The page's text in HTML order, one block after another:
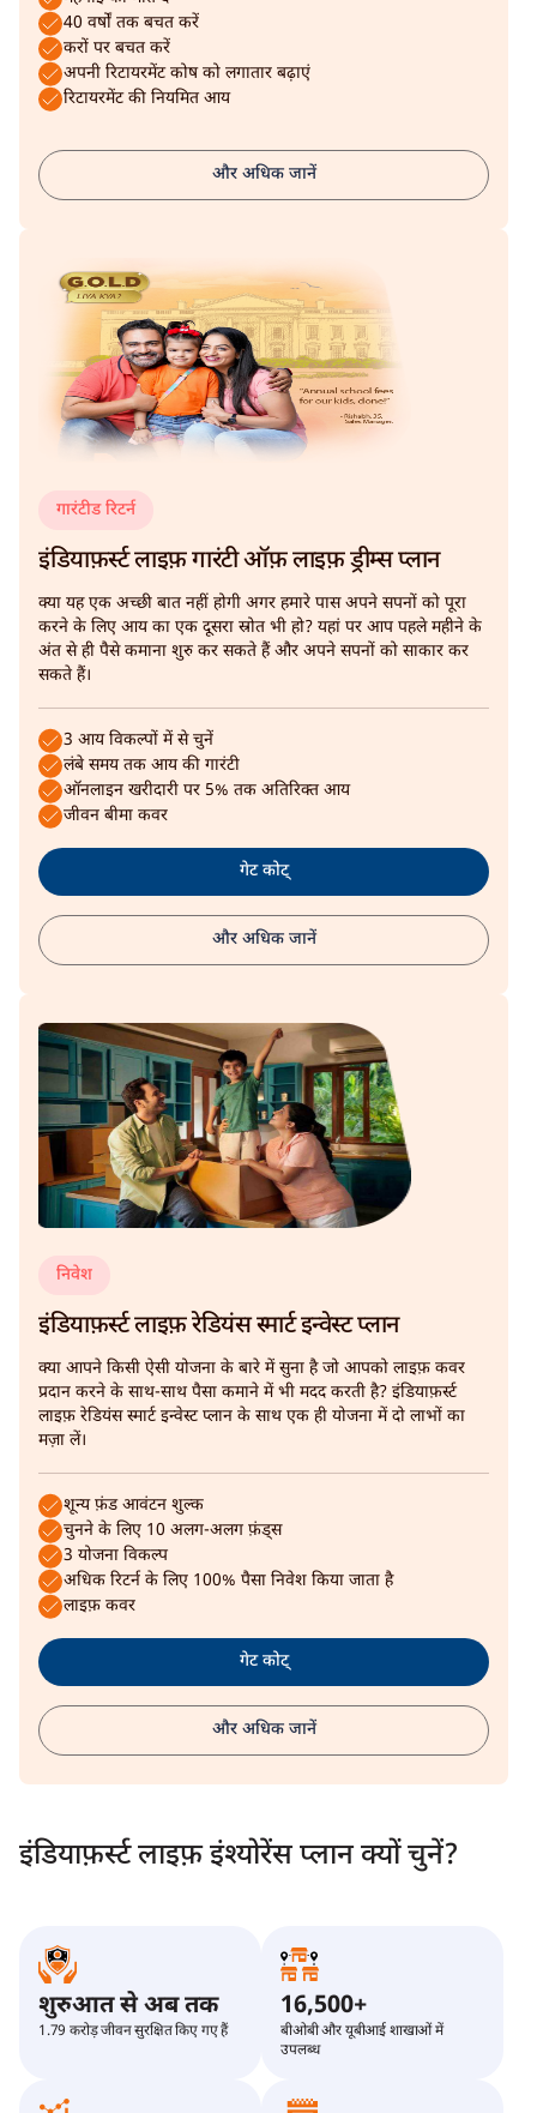
40 वर्षों तक बचत करें
करों पर बचत करें
अपनी रिटायरमेंट कोष को लगातार बढ़ाएं
रिटायरमेंट की नियमित आय
और अधिक जानें
इंडियाफ़र्स्ट लाइफ़ गारंटी ऑफ़ लाइफ़ ड्रीम्स प्लान
गारंटीड रिटर्न
क्या यह एक अच्छी बात नहीं होगी अगर हमारे पास अपने सपनों को पूरा
करने के लिए आय का एक दूसरा स्रोत भी हो? यहां पर आप पहले महीने के
अंत से ही पैसे कमाना शुरु कर सकते हैं और अपने सपनों को साकार कर
सकते हैं।
3 आय विकल्पों में से चुनें
लंबे समय तक आय की गारंटी
ऑनलाइन खरीदारी पर 5% तक अतिरिक्त आय
जीवन बीमा कवर
गेट कोट्
और अधिक जानें
इंडियाफ़र्स्ट लाइफ़ रेडियंस स्मार्ट इन्वेस्ट प्लान
निवेश
क्या आपने किसी ऐसी योजना के बारे में सुना है जो आपको लाइफ़ कवर
प्रदान करने के साथ-साथ पैसा कमाने में भी मदद करती है? इंडियाफ़र्स्ट
लाइफ़ रेडियंस स्मार्ट इन्वेस्ट प्लान के साथ एक ही योजना में दो लाभों का
मज़ा लें।
शून्य फ़ंड आवंटन शुल्क
चुनने के लिए 10 अलग-अलग फ़ंड्स
3 योजना विकल्प
अधिक रिटर्न के लिए 100% पैसा निवेश किया जाता है
लाइफ़ कवर
गेट कोट्
और अधिक जानें
इंडियाफ़र्स्ट लाइफ़ इंश्योरेंस प्लान क्यों चुनें?
शुरुआत से अब तक
1.79 करोड़ जीवन सुरक्षित किए गए हैं
16,500+
बीओबी और यूबीआई शाखाओं में
उपलब्ध